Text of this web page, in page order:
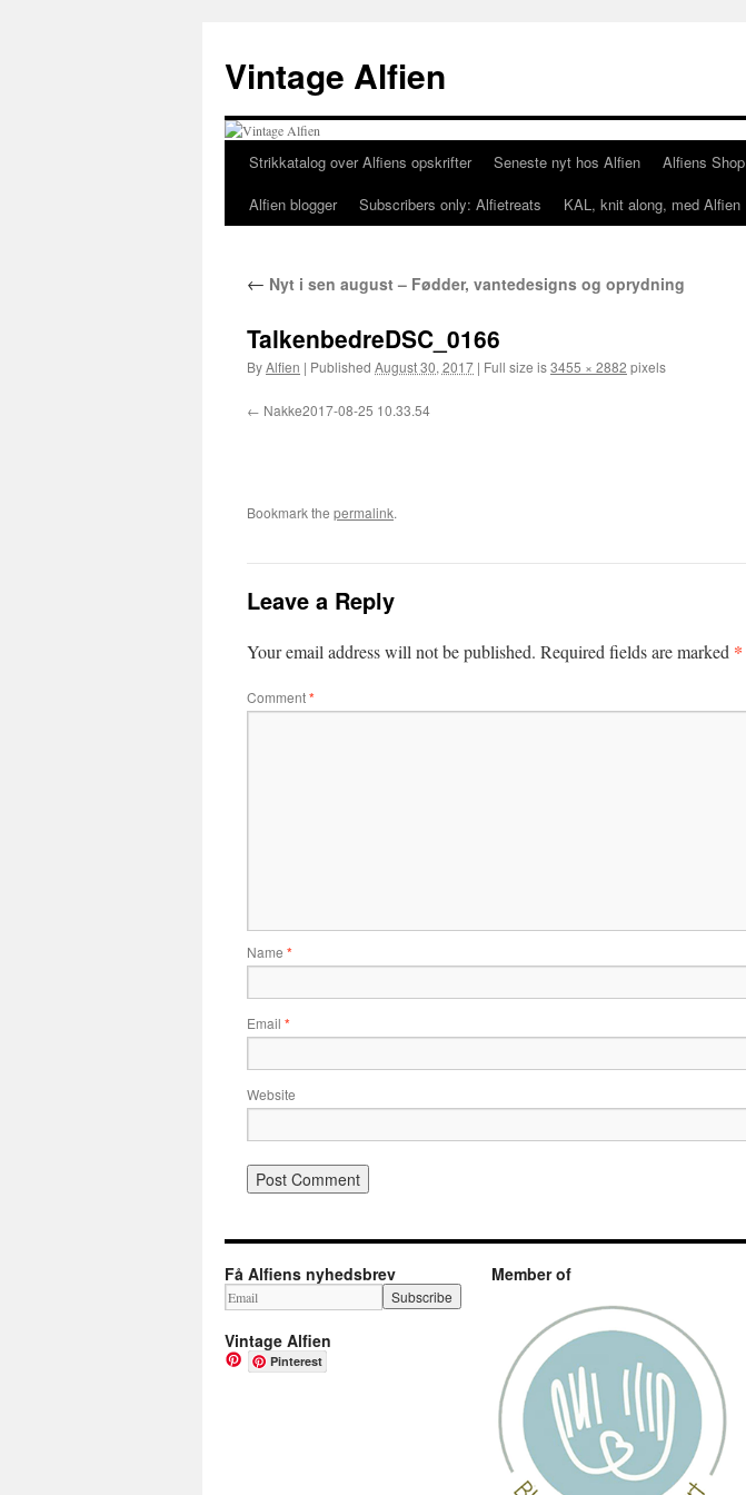
content
Vintage Alfien
Strikkatalog over Alfiens opskrifter Seneste nyt hos Alfien Alfiens Shop
Alfien blogger
Subscribers only: Alfietreats KAL, knit along, med Alfien
← Nyt i sen august – Fødder, vantedesigns og oprydning
TalkenbedreDSC_0166
ByAlfien | Published August 30, 2017 | Full size is3455 × 2882 pixels
Nakke2017-08-25 10.33.54
Bookmark the permalink.
Leave a Reply
Your email address will not be published. Required fields are marked *
Comment*
Name *
Email *
Website
Få Alfiens nyhedsbrev
Vintage Alfien
Pinterest
Member of